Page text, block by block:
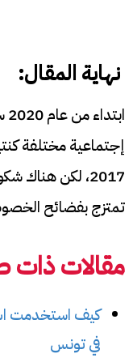
نهاية المقال:
إجتماعية مختلفة
2017، لكن هناك
تمتزج بفضائح
مقالات ذات
كيف استخدمت
في تونس